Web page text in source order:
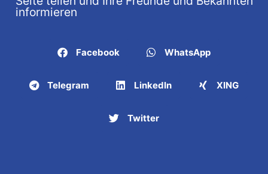
informieren
Facebook WhatsApp
Telegram LinkedIn XING
Twitter